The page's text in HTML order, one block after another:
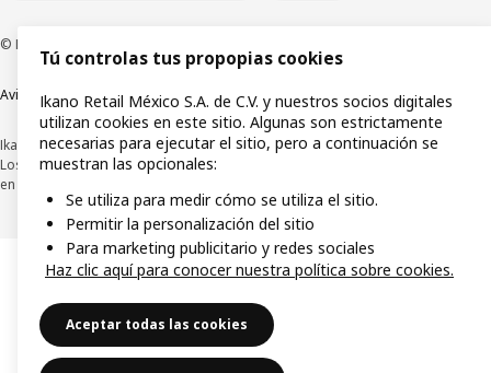
© Inter IKEA Systems B.V.1999-2026
Aviso de privacidad Política de cookiesTérminos y condiciones de uso
Ikano Retail México, S.A. de C.V.
Los precios publicados en este sitio web, catálogo digital, tiendas, así como
en cualquier otro medio, se encuentran en pesos mexicanos e incluyen IVA.
Tú controlas tus propopias cookies
Ikano Retail México S.A. de C.V. y nuestros socios digitales
utilizan cookies en este sitio. Algunas son estrictamente
necesarias para ejecutar el sitio, pero a continuación se
muestran las opcionales:
Se utiliza para medir cómo se utiliza el sitio.
Permitir la personalización del sitio
Para marketing publicitario y redes sociales
Haz clic aquí para conocer nuestra política sobre cookies.
Aceptar todas las cookies